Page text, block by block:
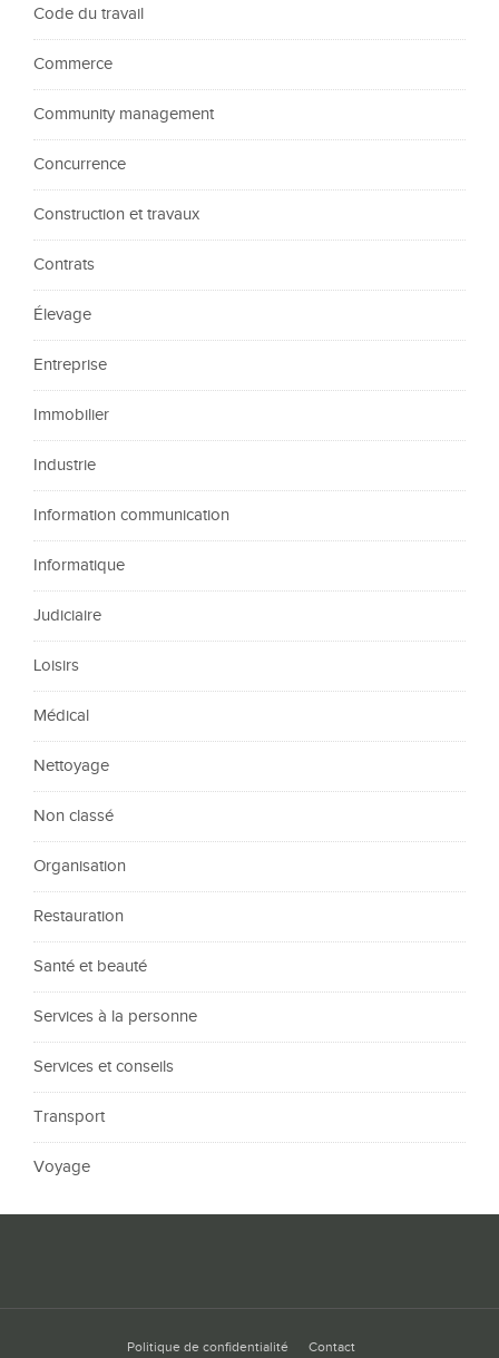
Code du travail
Commerce
Community management
Concurrence
Construction et travaux
Contrats
Élevage
Entreprise
Immobilier
Industrie
Information communication
Informatique
Judiciaire
Loisirs
Médical
Nettoyage
Non classé
Organisation
Restauration
Santé et beauté
Services à la personne
Services et conseils
Transport
Voyage
Politique de confidentialité Contact